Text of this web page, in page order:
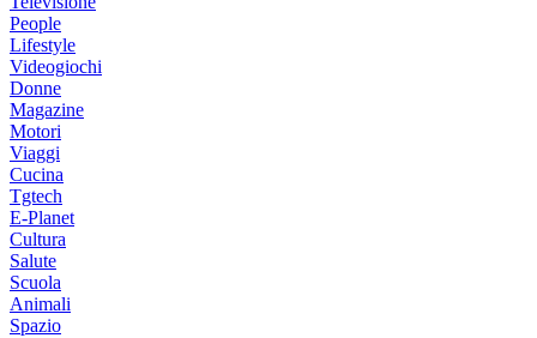
People
Lifestyle
Videogiochi
Donne
Magazine
Motori
Viaggi
Cucina
Tgtech
E-Planet
Cultura
Salute
Scuola
Animali
Spazio